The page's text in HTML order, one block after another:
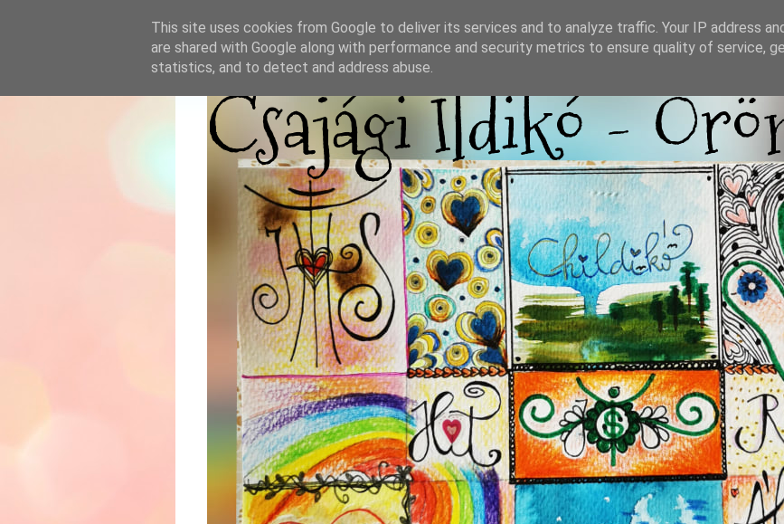
Csajági Ildikó -
This site uses cookies from Google to deliver its services and to analyze traffic. Your IP address
are shared with Google along with performance and security metrics to ensure quality of service,
statistics, and to detect and address abuse.